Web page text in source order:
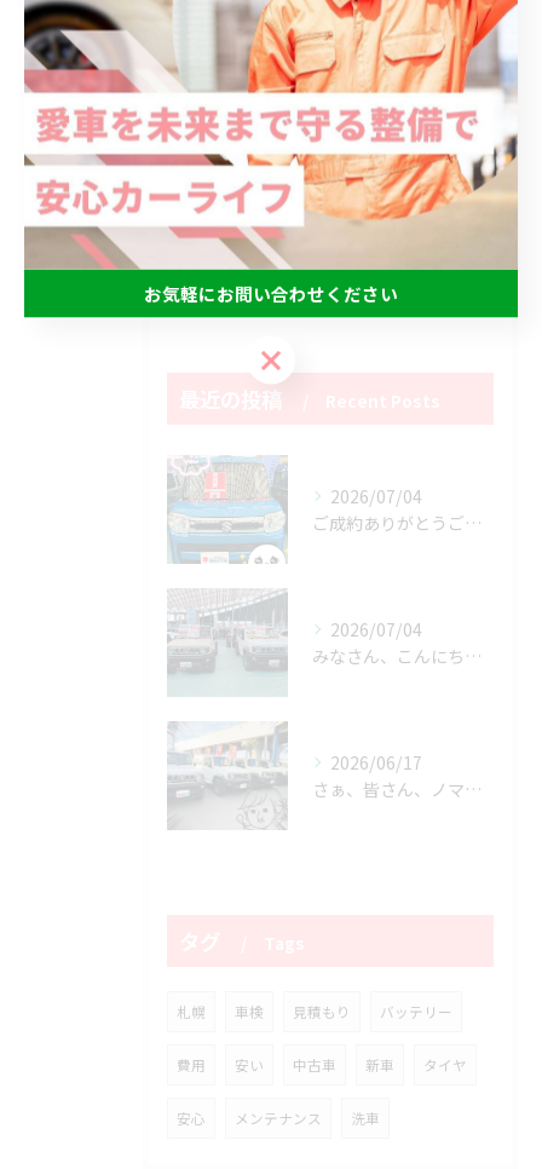
カテゴリー Categories
全てのカテゴリー
リース
整備
点検
修理
オイル交換
最近の投稿
2026/07/04
ご成約ありがとうございます😊
2026/07/04
みなさん、こんにちは😃
2026/06/17
さぁ、皆さん、ノマドが揃い踏みですっっっ‼️
札幌 車検 見積もり バッテリー
費用 安い 中古車 新車 タイヤ
安心 メンテナンス 洗車
お気軽にお問い合わせください
お気軽にお問い合わせください